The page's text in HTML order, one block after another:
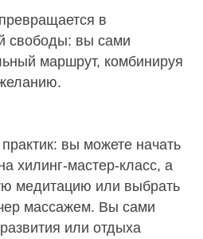
в
свободы: вы сами
маршрут, комбинируя
вы можете начать
хилинг-мастер-класс, а
медитацию или выбрать
массажем. Вы сами
или отдыха